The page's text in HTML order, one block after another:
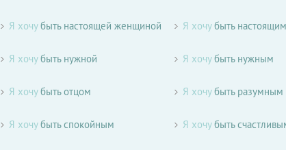
Я хочубыть настоящей женщиной Я хочубыть
Я хочубыть нужной Я хочубыть нужным
Я хочубыть отцом Я хочубыть разумным
Я хочубыть спокойным Я хочубыть